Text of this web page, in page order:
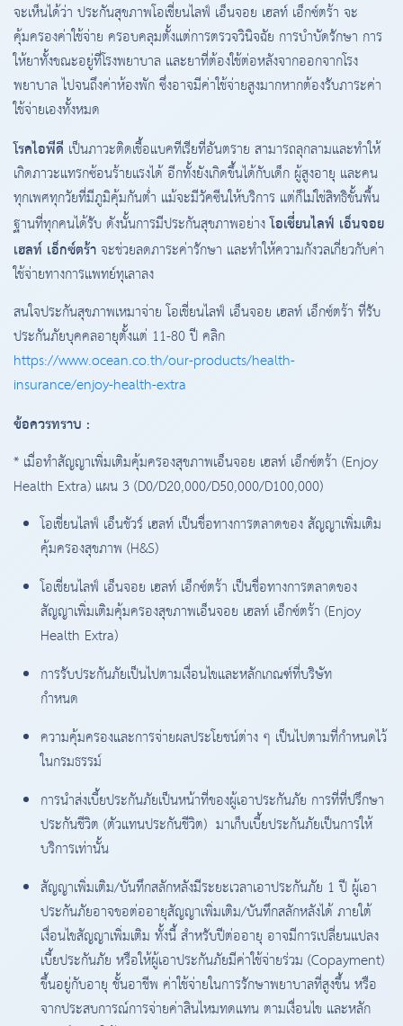
จะเห็นได้ว่า ประกันสุขภาพโอเชี่ยนไลฟ์ เอ็นจอย เฮลท์ เอ็กซ์ตร้า จะ
คุ้มครองค่าใช้จ่าย ครอบคลุมตั้งแต่การตรวจวินิจฉัย การบำบัดรักษา การ
ให้ยาทั้งขณะอยู่ที่โรงพยาบาล และยาที่ต้องใช้ต่อหลังจากออกจากโรง
พยาบาล ไปจนถึงค่าห้องพัก ซึ่งอาจมีค่าใช้จ่ายสูงมากหากต้องรับภาระค่า
ใช้จ่ายเองทั้งหมด
โรคไอพีดี เป็นภาวะติดเชื้อแบคทีเรียที่อันตราย สามารถลุกลามและทำให้
เกิดภาวะแทรกซ้อนร้ายแรงได้ อีกทั้งยังเกิดขึ้นได้กับเด็ก ผู้สูงอายุ และคน
ทุกเพศทุกวัยที่มีภูมิคุ้มกันต่ำ แม้จะมีวัคซีนให้บริการ แต่ก็ไม่ใช่สิทธิขั้นพื้น
ฐานที่ทุกคนได้รับ ดังนั้นการมีประกันสุขภาพอย่างโอเชี่ยนไลฟ์ เอ็นจอย
เฮลท์ เอ็กซ์ตร้าจะช่วยลดภาระค่ารักษา และทำให้ความกังวลเกี่ยวกับค่า
ใช้จ่ายทางการแพทย์ทุเลาลง
สนใจประกันสุขภาพเหมาจ่าย โอเชี่ยนไลฟ์ เอ็นจอย เฮลท์ เอ็กซ์ตร้า ที่รับ
ประกันภัยบุคคลอายุตั้งแต่ 11-80 ปี คลิก
https://www.ocean.co.th/our-products/health-
insurance/enjoy-health-extra
ข้อควรทราบ :
* เมื่อทำสัญญาเพิ่มเติมคุ้มครองสุขภาพเอ็นจอย เฮลท์ เอ็กซ์ตร้า (Enjoy
Health Extra) แผน 3 (D0/D20,000/D50,000/D100,000)
โอเชี่ยนไลฟ์ เอ็นชัวร์ เฮลท์ เป็นชื่อทางการตลาดของ สัญญาเพิ่มเติม
คุ้มครองสุขภาพ (H&S)
โอเชี่ยนไลฟ์ เอ็นจอย เฮลท์ เอ็กซ์ตร้า เป็นชื่อทางการตลาดของ
สัญญาเพิ่มเติมคุ้มครองสุขภาพเอ็นจอย เฮลท์ เอ็กซ์ตร้า (Enjoy
Health Extra)
การรับประกันภัยเป็นไปตามเงื่อนไขและหลักเกณฑ์ที่บริษัท
กำหนด
ความคุ้มครองและการจ่ายผลประโยชน์ต่าง ๆ เป็นไปตามที่กำหนดไว้
ในกรมธรรม์
การนำส่งเบี้ยประกันภัยเป็นหน้าที่ของผู้เอาประกันภัย การที่ที่ปรึกษา
ประกันชีวิต (ตัวแทนประกันชีวิต) มาเก็บเบี้ยประกันภัยเป็นการให้
บริการเท่านั้น
สัญญาเพิ่มเติม/บันทึกสลักหลังมีระยะเวลาเอาประกันภัย 1 ปี ผู้เอา
ประกันภัยอาจขอต่ออายุสัญญาเพิ่มเติม/บันทึกสลักหลังได้ ภายใต้
เงื่อนไขสัญญาเพิ่มเติม ทั้งนี้ สำหรับปีต่ออายุ อาจมีการเปลี่ยนแปลง
เบี้ยประกันภัย หรือให้ผู้เอาประกันภัยมีค่าใช้จ่ายร่วม (Copayment)
ขึ้นอยู่กับอายุ ชั้นอาชีพ ค่าใช้จ่ายในการรักษาพยาบาลที่สูงขึ้น หรือ
จากประสบการณ์การจ่ายค่าสินไหมทดแทน ตามเงื่อนไข และหลัก